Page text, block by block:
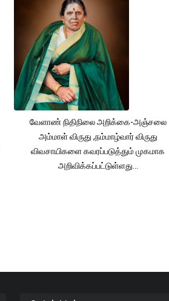
வேளாண் நிதிநிலை அறிக்கை-அஞ்சலை
அம்மாள் விருது ,நம்மாழ்வார் விருது
விவசாயிகளை கவரப்படுத்தும் முகமாக
அறிவிக்கப்பட்டுள்ளது...